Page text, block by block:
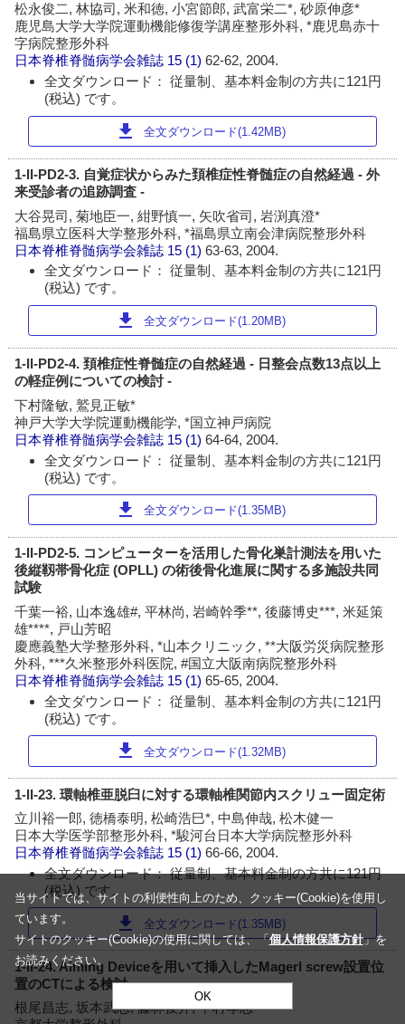
松永俊二, 林協司, 米和徳, 小宮節郎, 武富栄二*, 砂原伸彦*
鹿児島大学大学院運動機能修復学講座整形外科, *鹿児島赤十
字病院整形外科
日本脊椎脊髄病学会雑誌 15 (1)62-62, 2004.
全文ダウンロード： 従量制、基本料金制の方共に121円
(税込) です。
download 全文ダウンロード(1.42MB)
1-II-PD2-3. 自覚症状からみた頚椎症性脊髄症の自然経過 - 外
来受診者の追跡調査 -
大谷晃司, 菊地臣一, 紺野慎一, 矢吹省司, 岩渕真澄*
福島県立医科大学整形外科, *福島県立南会津病院整形外科
日本脊椎脊髄病学会雑誌 15 (1)63-63, 2004.
全文ダウンロード： 従量制、基本料金制の方共に121円
(税込) です。
download 全文ダウンロード(1.20MB)
1-II-PD2-4. 頚椎症性脊髄症の自然経過 - 日整会点数13点以上
の軽症例についての検討 -
下村隆敏, 鷲見正敏*
神戸大学大学院運動機能学, *国立神戸病院
日本脊椎脊髄病学会雑誌 15 (1)64-64, 2004.
全文ダウンロード： 従量制、基本料金制の方共に121円
(税込) です。
download 全文ダウンロード(1.35MB)
1-II-PD2-5. コンピューターを活用した骨化巣計測法を用いた
後縦靱帯骨化症 (OPLL) の術後骨化進展に関する多施設共同
試験
千葉一裕, 山本逸雄#, 平林尚, 岩崎幹季**, 後藤博史***, 米延策
雄****, 戸山芳昭
慶應義塾大学整形外科, *山本クリニック, **大阪労災病院整形
外科, ***久米整形外科医院, #国立大阪南病院整形外科
日本脊椎脊髄病学会雑誌 15 (1)65-65, 2004.
全文ダウンロード： 従量制、基本料金制の方共に121円
(税込) です。
download 全文ダウンロード(1.32MB)
1-II-23. 環軸椎亜脱臼に対する環軸椎関節内スクリュー固定術
立川裕一郎, 徳橋泰明, 松崎浩巳*, 中島伸哉, 松木健一
日本大学医学部整形外科, *駿河台日本大学病院整形外科
日本脊椎脊髄病学会雑誌 15 (1)66-66, 2004.
全文ダウンロード： 従量制、基本料金制の方共に121円
(税込) です。
download 全文ダウンロード(1.35MB)
1-II-24. Aiming Deviceを用いて挿入したMagerl screw設置位
置のCTによる検討
根尾昌志, 坂本武志, 藤林俊介, 中村孝志
当サイトでは、サイトの利便性向上のため、クッキー(Cookie)を使用し
ています。
サイトのクッキー(Cookie)の使用に関しては、「個人情報保護方針」を
お読みください。
OK